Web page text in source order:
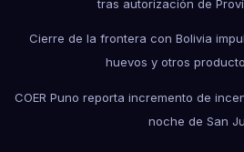
tras autorización de
Cierre de la frontera con Bolivia
huevos y otros
COER Puno reporta incremento de
noche de San